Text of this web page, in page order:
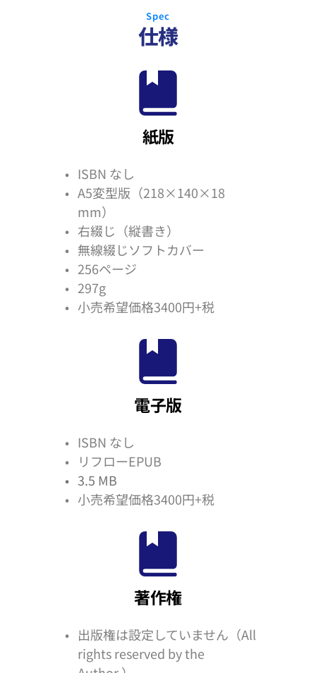
Spec
仕様
紙版
ISBN なし
A5変型版（218×140×18
mm）
右綴じ（縦書き）
無線綴じソフトカバー
256ページ
297g
小売希望価格3400円+税
電子版
ISBN なし
リフローEPUB
3.5 MB
小売希望価格3400円+税
著作権
出版権は設定していません（All
rights reserved by the